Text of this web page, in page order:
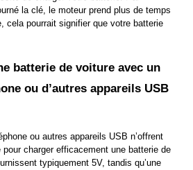
la clé, le moteur prend plus de temps
cela pourrait signifier que votre batterie
batterie de voiture avec un
ou d’autres appareils USB
ou autres appareils USB n’offrent
charger efficacement une batterie de
typiquement 5V, tandis qu’une